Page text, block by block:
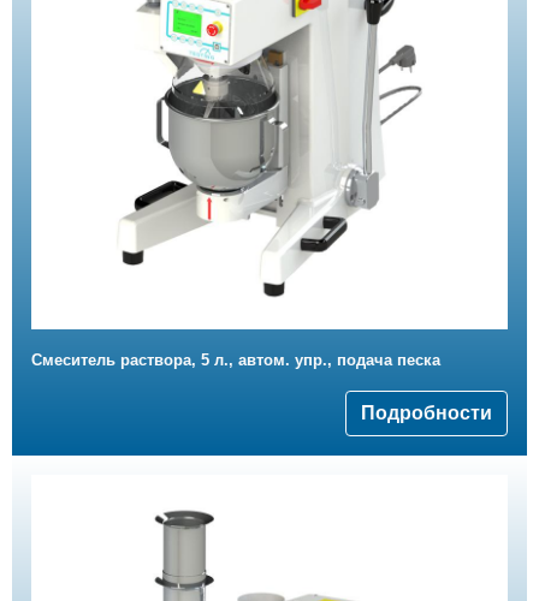
Смеситель раствора, 5 л., автом. упр., подача песка
Подробности